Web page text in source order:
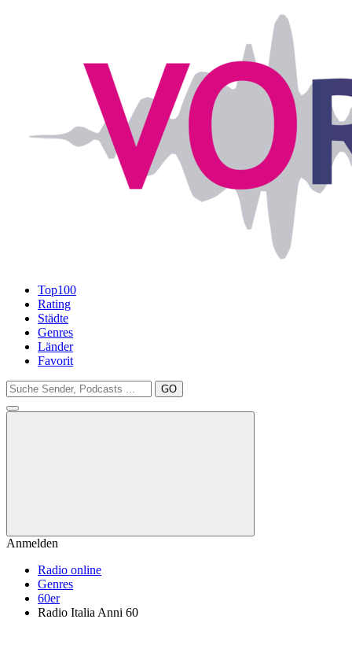
Top100
Rating
Städte
Genres
Länder
Favorit
GO
Anmelden
Radio online
Genres
60er
Radio Italia Anni 60